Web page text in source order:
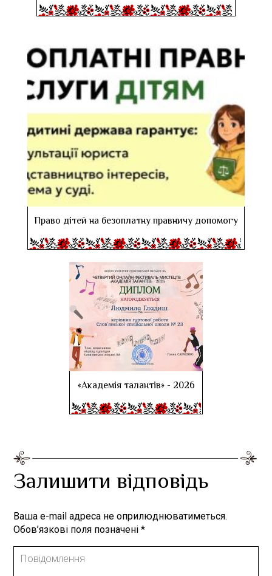
Право дітей на безоплатну правничу допомогу
«Академія талантів» - 2026
Залишити відповідь
Ваша e-mail адреса не оприлюднюватиметься.
Обов’язкові поля позначені*